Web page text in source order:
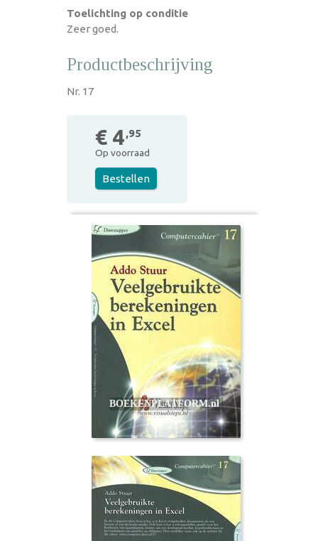
Toelichting op conditie
Zeer goed.
Productbeschrijving
Nr. 17
€ 4,95
Op voorraad
Bestellen